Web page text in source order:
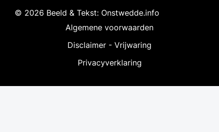
© 2026 Beeld & Tekst: Onstwedde.info
Algemene voorwaarden
Disclaimer - Vrijwaring
Privacyverklaring